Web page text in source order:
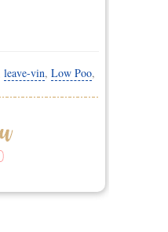
leave-vin, Low Poo,